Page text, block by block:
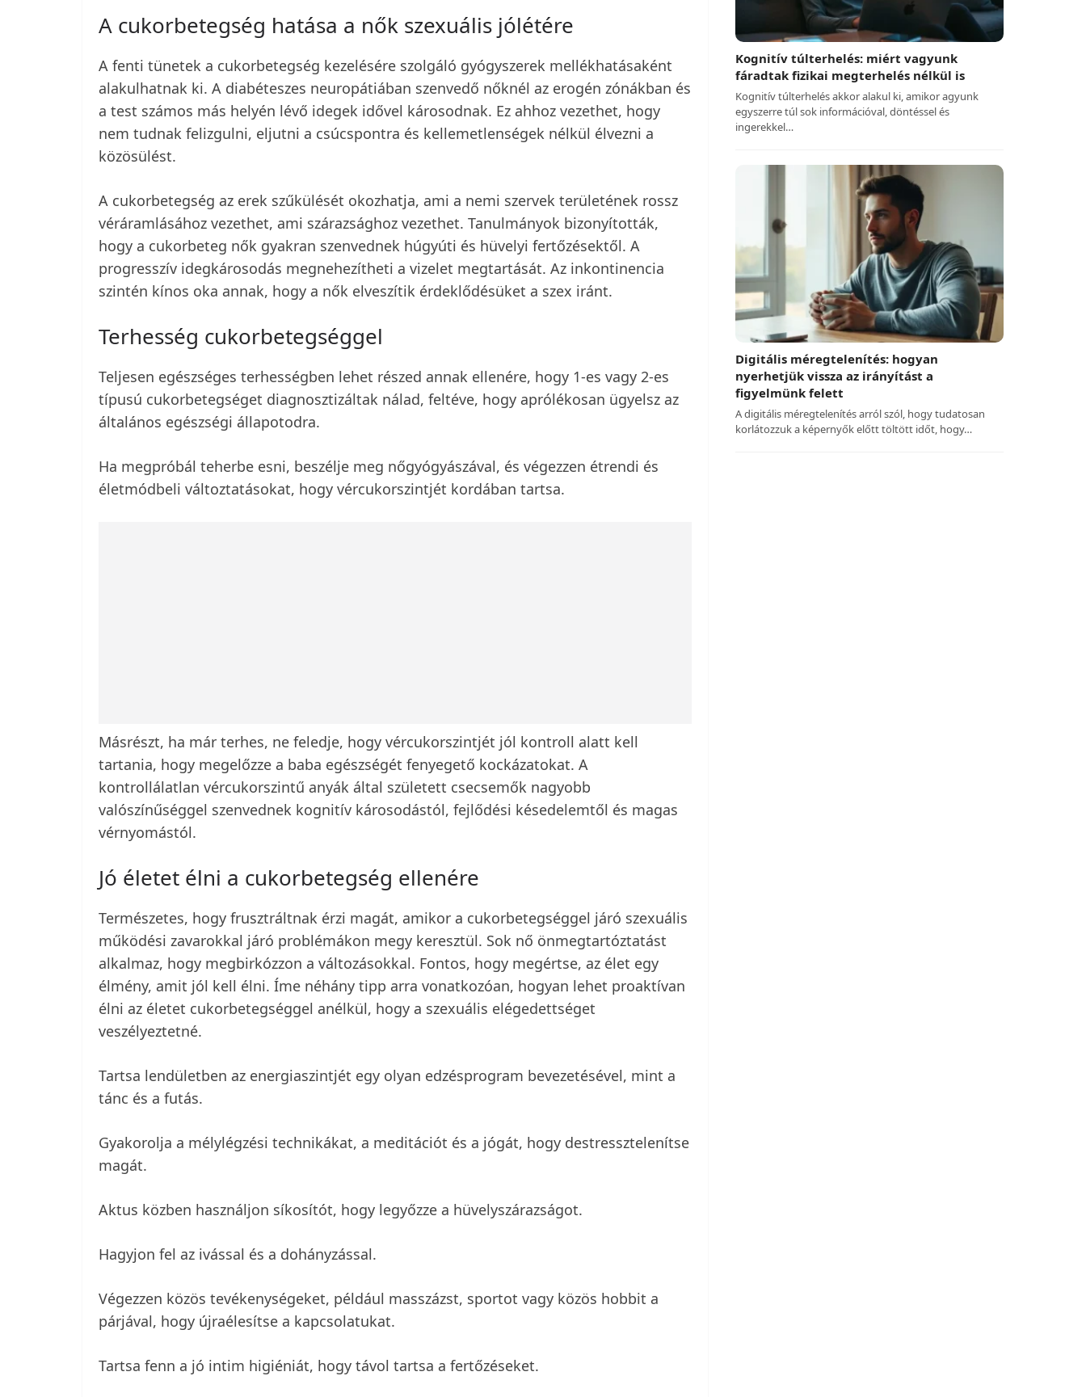
A cukorbetegség hatása a nők szexuális jólétére
A fenti tünetek a cukorbetegség kezelésére szolgáló gyógyszerek mellékhatásaként
alakulhatnak ki. A diabéteszes neuropátiában szenvedő nőknél az erogén zónákban és
a test számos más helyén lévő idegek idővel károsodnak. Ez ahhoz vezethet, hogy
nem tudnak felizgulni, eljutni a csúcspontra és kellemetlenségek nélkül élvezni a
közösülést.
A cukorbetegség az erek szűkülését okozhatja, ami a nemi szervek területének rossz
véráramlásához vezethet, ami szárazsághoz vezethet. Tanulmányok bizonyították,
hogy a cukorbeteg nők gyakran szenvednek húgyúti és hüvelyi fertőzésektől. A
progresszív idegkárosodás megnehezítheti a vizelet megtartását. Az inkontinencia
szintén kínos oka annak, hogy a nők elveszítik érdeklődésüket a szex iránt.
Terhesség cukorbetegséggel
Teljesen egészséges terhességben lehet részed annak ellenére, hogy 1-es vagy 2-es
típusú cukorbetegséget diagnosztizáltak nálad, feltéve, hogy aprólékosan ügyelsz az
általános egészségi állapotodra.
Ha megpróbál teherbe esni, beszélje meg nőgyógyászával, és végezzen étrendi és
életmódbeli változtatásokat, hogy vércukorszintjét kordában tartsa.
Másrészt, ha már terhes, ne feledje, hogy vércukorszintjét jól kontroll alatt kell
tartania, hogy megelőzze a baba egészségét fenyegető kockázatokat. A
kontrollálatlan vércukorszintű anyák által született csecsemők nagyobb
valószínűséggel szenvednek kognitív károsodástól, fejlődési késedelemtől és magas
vérnyomástól.
Jó életet élni a cukorbetegség ellenére
Természetes, hogy frusztráltnak érzi magát, amikor a cukorbetegséggel járó szexuális
működési zavarokkal járó problémákon megy keresztül. Sok nő önmegtartóztatást
alkalmaz, hogy megbirkózzon a változásokkal. Fontos, hogy megértse, az élet egy
élmény, amit jól kell élni. Íme néhány tipp arra vonatkozóan, hogyan lehet proaktívan
élni az életet cukorbetegséggel anélkül, hogy a szexuális elégedettséget
veszélyeztetné.
Tartsa lendületben az energiaszintjét egy olyan edzésprogram bevezetésével, mint a
tánc és a futás.
Gyakorolja a mélylégzési technikákat, a meditációt és a jógát, hogy destressztelenítse
magát.
Aktus közben használjon síkosítót, hogy legyőzze a hüvelyszárazságot.
Hagyjon fel az ivással és a dohányzással.
Végezzen közös tevékenységeket, például masszázst, sportot vagy közös hobbit a
párjával, hogy újraélesítse a kapcsolatukat.
Tartsa fenn a jó intim higiéniát, hogy távol tartsa a fertőzéseket.
Kognitív túlterhelés: miért vagyunk
fáradtak fizikai megterhelés nélkül is
Kognitív túlterhelés akkor alakul ki, amikor agyunk
egyszerre túl sok információval, döntéssel és
ingerekkel…
Digitális méregtelenítés: hogyan
nyerhetjük vissza az irányítást a
figyelmünk felett
A digitális méregtelenítés arról szól, hogy tudatosan
korlátozzuk a képernyők előtt töltött időt, hogy…